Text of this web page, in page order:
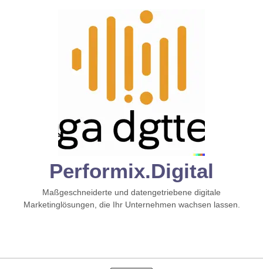
Performix.digital
Maßgeschneiderte und datengetriebene digitale
Marketinglösungen, die Ihr Unternehmen wachsen lassen.